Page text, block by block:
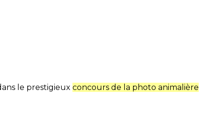
le prestigieux concours de la photo animalière